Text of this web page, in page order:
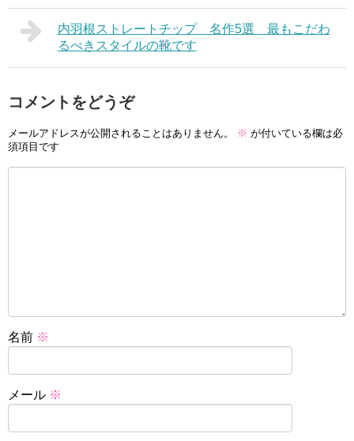
内羽根ストレートチップ 名作5選 最もこだわ
るべきスタイルの靴です
コメントをどうぞ
メールアドレスが公開されることはありません。 ※ が付いている欄は必
須項目です
名前 ※
メール ※